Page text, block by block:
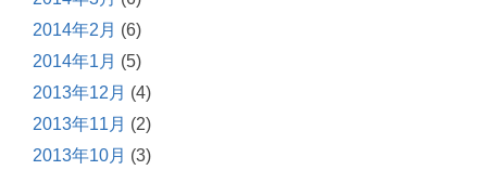
2014年2月 (6)
2014年1月 (5)
2013年12月 (4)
2013年11月 (2)
2013年10月 (3)